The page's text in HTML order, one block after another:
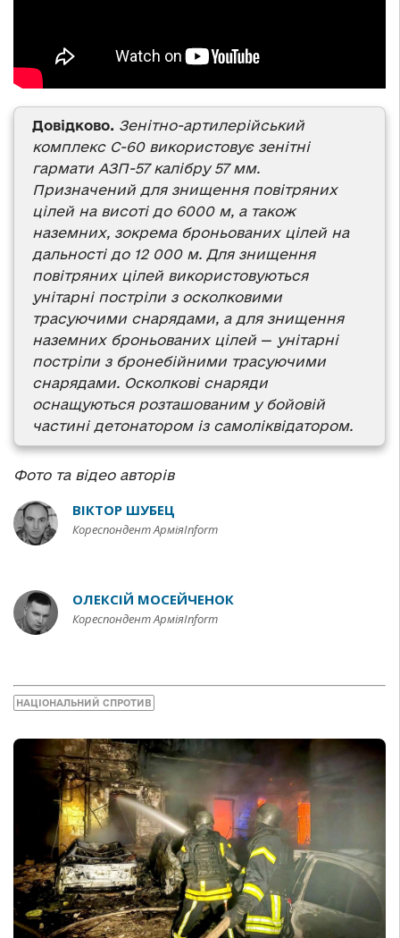
Довідково. Зенітно-артилерійський
комплекс С-60 використовує зенітні
гармати АЗП-57 калібру 57 мм.
Призначений для знищення повітряних
цілей на висоті до 6000 м, а також
наземних, зокрема броньованих цілей на
дальності до 12 000 м. Для знищення
повітряних цілей використовуються
унітарні постріли з осколковими
трасуючими снарядами, а для знищення
наземних броньованих цілей — унітарні
постріли з бронебійними трасуючими
снарядами. Осколкові снаряди
оснащуються розташованим у бойовій
частині детонатором із самоліквідатором.
Фото та відео авторів
ВІКТОР ШУБЕЦ
Кореспондент АрміяInform
ОЛЕКСІЙ МОСЕЙЧЕНОК
Кореспондент АрміяInform
НАЦІОНАЛЬНИЙ СПРОТИВ